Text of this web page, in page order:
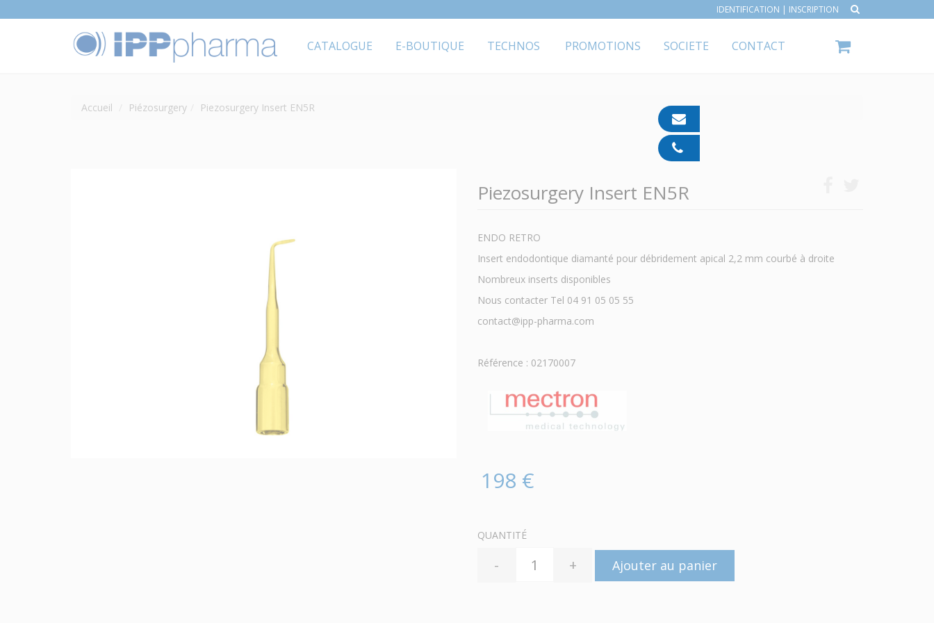
IDENTIFICATION | INSCRIPTION
CATALOGUE E-BOUTIQUE TECHNOS PROMOTIONS SOCIETE CONTACT
Accueil Piézosurgery Piezosurgery Insert EN5R
Piezosurgery Insert EN5R
ENDO RETRO
Insert endodontique diamanté pour débridement apical 2,2 mm courbé à droite
Nombreux inserts disponibles
Nous contacter Tel 04 91 05 05 55
contact@ipp-pharma.com
Référence : 02170007
198 €
QUANTITÉ
- + Ajouter au panier
pharma.com
91